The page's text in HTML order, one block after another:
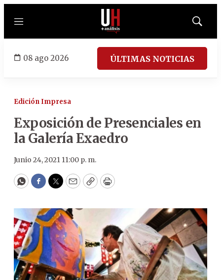
Menú
Mostrar
08 ago 2026 ÚLTIMAS NOTICIAS
Edición Impresa
Exposición de Presenciales en
la Galería Exaedro
Junio 24, 2021 11:00 p. m.
WhatsApp
Facebook
Twitter
EmailCopyPrint